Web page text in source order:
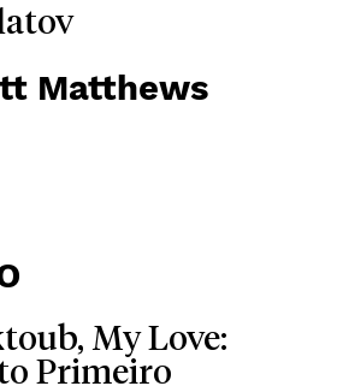
Matthews
My Love:
Primeiro